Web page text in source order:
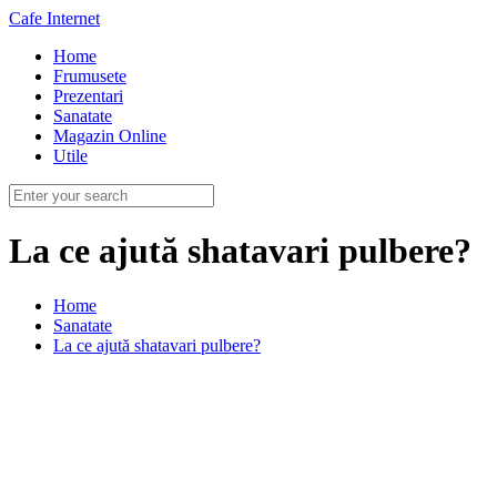
Cafe Internet
Home
Frumusete
Prezentari
Sanatate
Magazin Online
Utile
La ce ajută shatavari pulbere?
Home
Sanatate
La ce ajută shatavari pulbere?